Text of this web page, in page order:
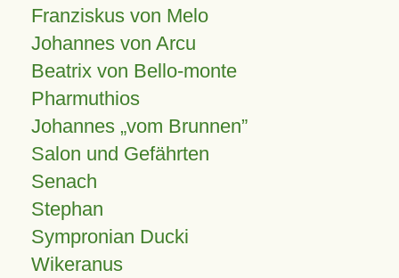
Franziskus von Melo
Johannes von Arcu
Beatrix von Bello-monte
Pharmuthios
Johannes vom Brunnen
Salon und Gefährten
Senach
Stephan
Sympronian Ducki
Wikeranus